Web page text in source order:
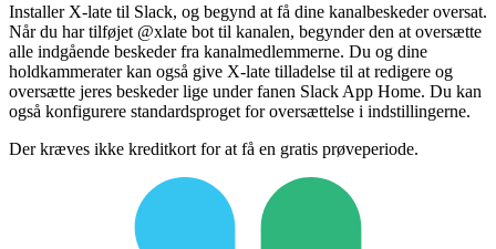
Installer X-late til Slack, og begynd at få dine kanalbeskeder oversat.
Når du har tilføjet @xlate bot til kanalen, begynder den at oversætte
alle indgående beskeder fra kanalmedlemmerne. Du og dine
holdkammerater kan også give X-late tilladelse til at redigere og
oversætte jeres beskeder lige under fanen Slack App Home. Du kan
også konfigurere standardsproget for oversættelse i indstillingerne.
Der kræves ikke kreditkort for at få en gratis prøveperiode.